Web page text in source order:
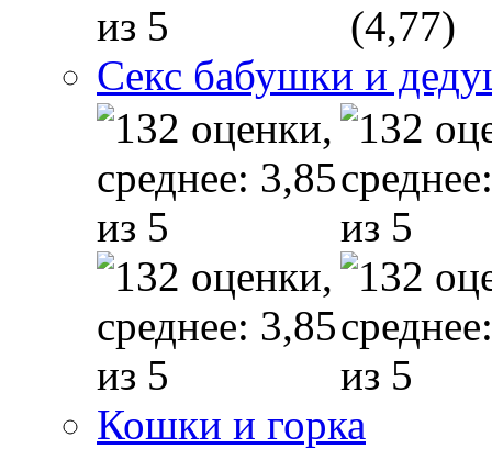
(4,77)
Секс бабушки и
Кошки и горка